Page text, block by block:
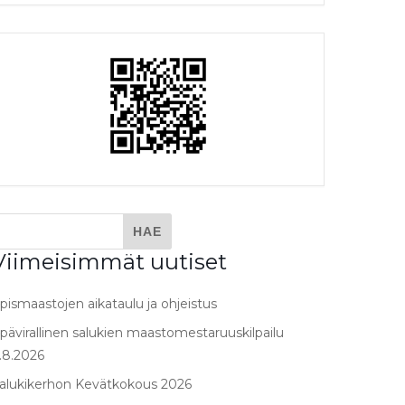
uutiset
aikataulu ja ohjeistus
salukien maastomestaruuskilpailu
Kevätkokous 2026